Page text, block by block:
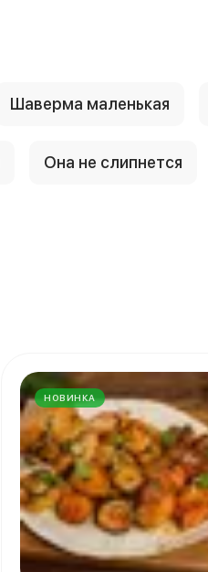
Шаверма маленькая
Она не слипнется
НОВИНКА